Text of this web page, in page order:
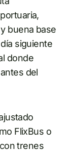
buena base
siguiente
donde
del
FlixBus o
trenes